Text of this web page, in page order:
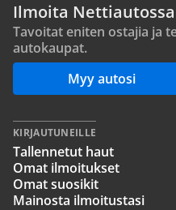
Ilmoita
Tavoitat eniten ostajia ja
autokaupat.
Myy autosi
KIRJAUTUNEILLE
Tallennetut haut
Omat ilmoitukset
Omat suosikit
Mainosta ilmoitustasi